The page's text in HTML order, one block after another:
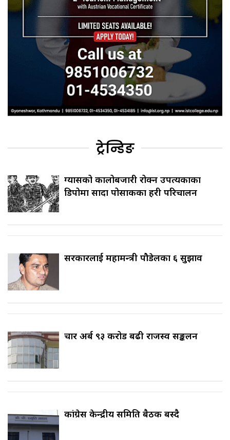
ट्रेन्डिङ
ग्यासको कालोबजारी रोक्न उपत्यकाका
डिपोमा सादा पोसाकका प्रहरी परिचालन
सरकारलाई महामन्त्री पौडेलका ६ सुझाव
चार अर्ब ९३ करोड बढी राजस्व सङ्कलन
कांग्रेस केन्द्रीय समिति बैठक बस्दै